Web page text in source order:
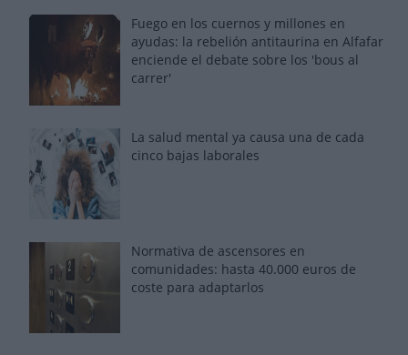
Fuego en los cuernos y millones en
ayudas: la rebelión antitaurina en Alfafar
enciende el debate sobre los 'bous al
carrer'
La salud mental ya causa una de cada
cinco bajas laborales
Normativa de ascensores en
comunidades: hasta 40.000 euros de
coste para adaptarlos